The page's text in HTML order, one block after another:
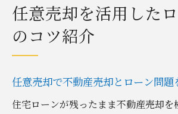
任意売却を活用した
のコツ紹介
任意売却で不動産売却とローン問題
住宅ローンが残ったまま不動産売却を